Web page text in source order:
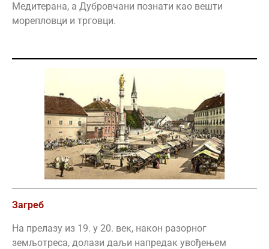
Медитерана, а Дубровчани познати као вешти
морепловци и трговци.
Загреб
На прелазу из 19. у 20. век, након разорног
земљотреса, долази даљи напредак увођењем